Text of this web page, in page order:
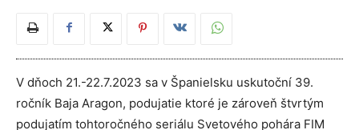
V dňoch 21.-22.7.2023 sa v Španielsku uskutoční 39.
ročník Baja Aragon, podujatie ktoré je zároveň štvrtým
podujatím tohtoročného seriálu Svetového pohára FIM